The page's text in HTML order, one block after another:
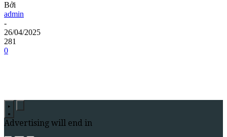
Bởi
admin
-
26/04/2025
281
0
Advertising will end in